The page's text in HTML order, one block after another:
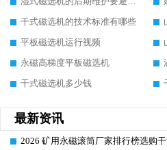
干式磁选机的技术标准有哪些
平板磁选机运行视频
永磁高梯度平板磁选机
干式磁选机多少钱
最新资讯
2026 矿用永磁滚筒厂家排行榜选购